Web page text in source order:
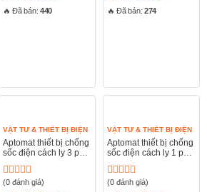
0
🔥 Đã bán: 440
0
🔥 Đã bán: 274
VẬT TƯ & THIẾT BỊ ĐIỆN
Aptomat thiết bị chống
sốc điện cách ly 3 pha
Được
(0 đánh giá)
VẬT TƯ & THIẾT BỊ ĐIỆN
Aptomat thiết bị chống
sốc điện cách ly 1 pha
Được
(0 đánh giá)